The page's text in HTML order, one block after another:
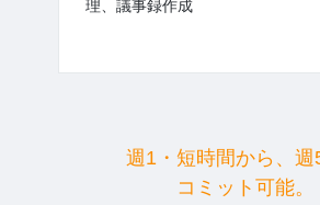
理、議事録作成
週1・短時間から、週
コミット可能。